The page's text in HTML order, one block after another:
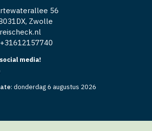
56
Zwolle
31612157740
media!
: donderdag 6 augustus 2026